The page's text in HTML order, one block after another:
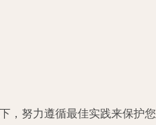
，努力遵循最佳实践来保护您